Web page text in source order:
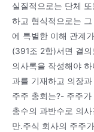
실질적으로는 단체
하고 형식적으로는
에 특별한 이해 관계
(391조 2항)서면 결
의사록을 작성해야
과를 기재하고 의장
주주 총회는?- 주주
총수의 과반수로 의
만.주식 회사의 주주